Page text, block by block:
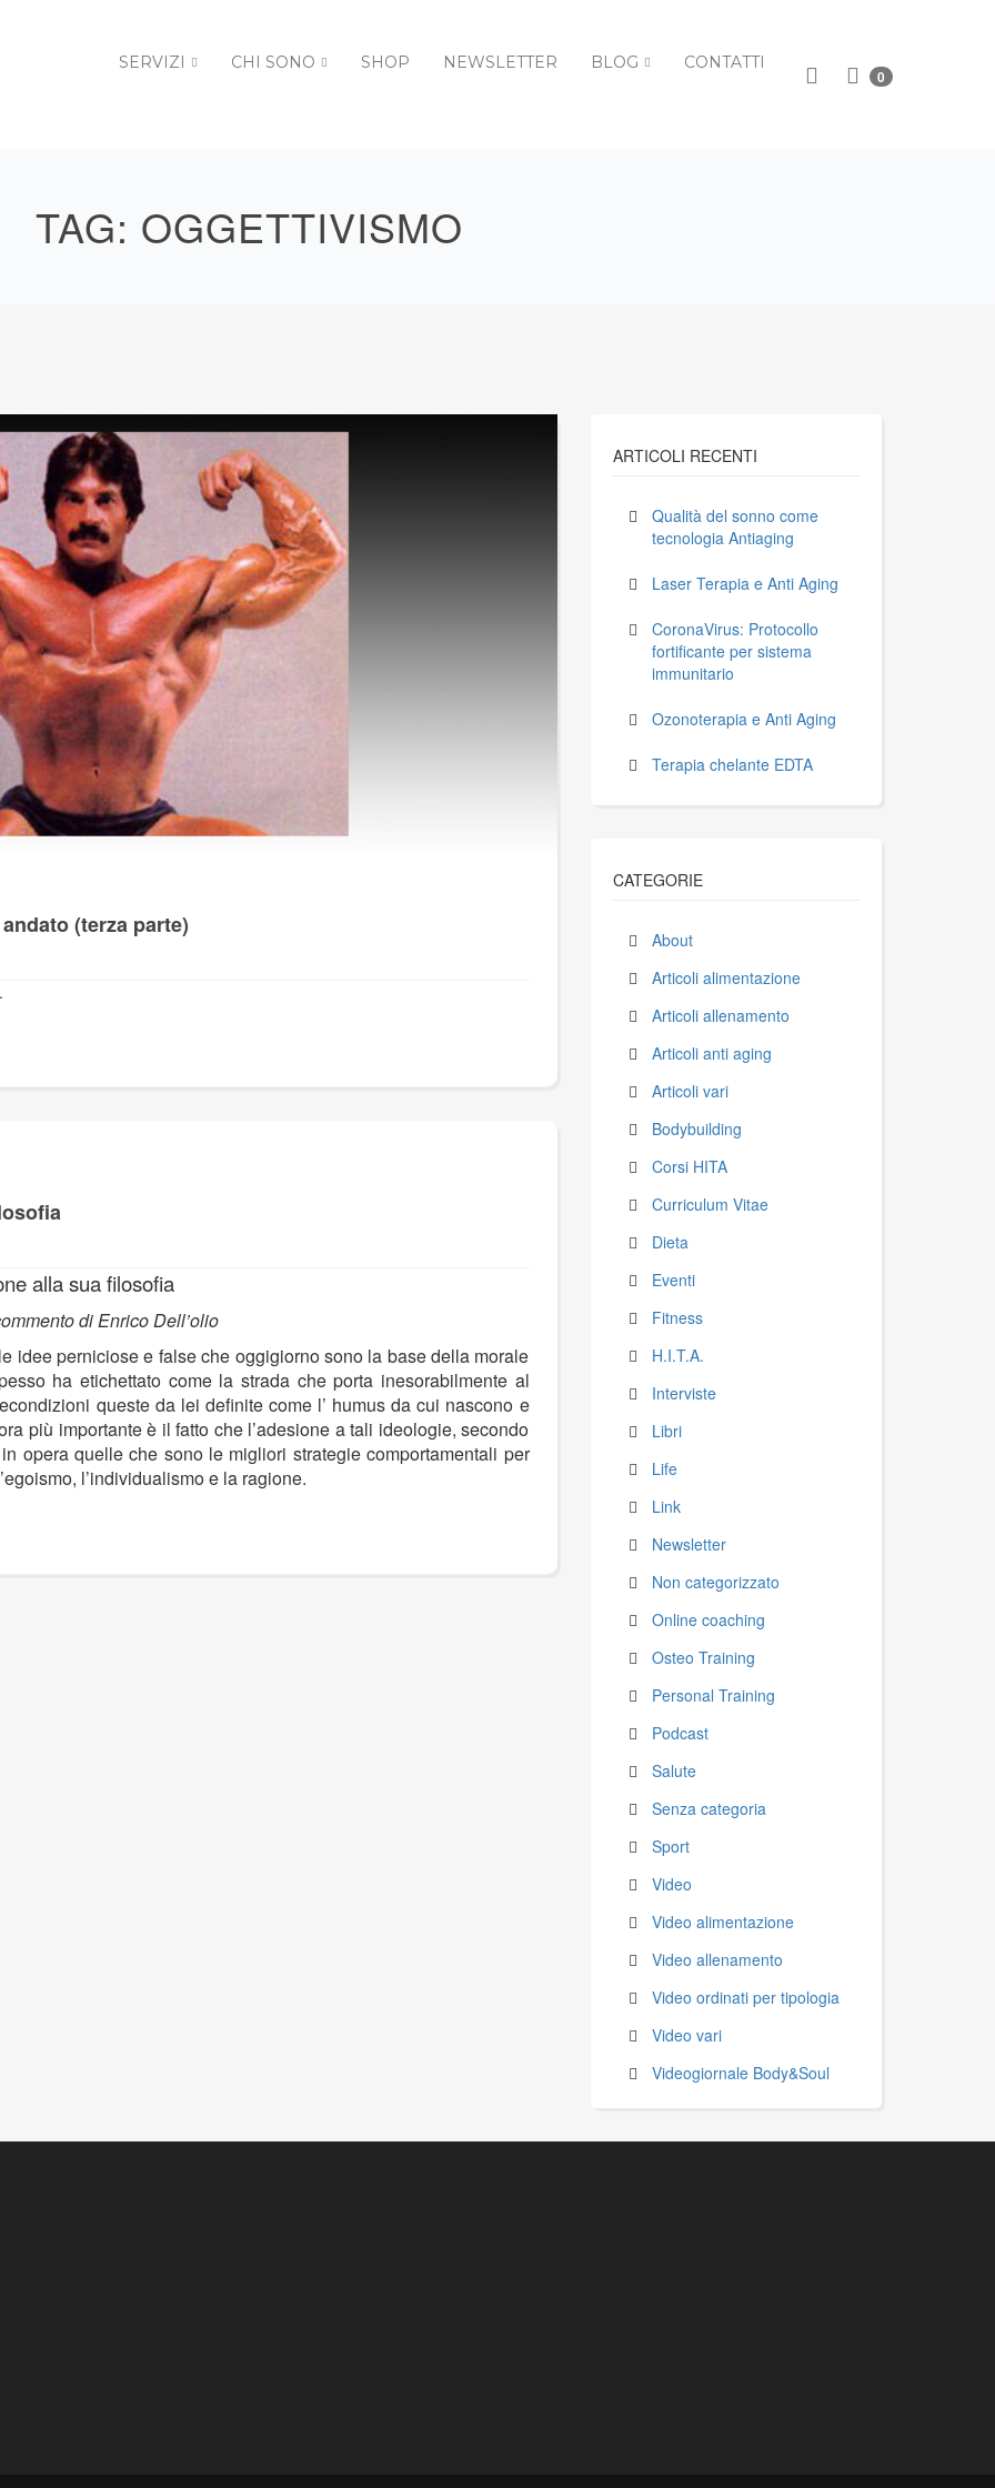
SERVIZI CHI SONO SHOP NEWSLETTER BLOG CONTATTI
0
TAG: OGGETTIVISMO
(terza parte)
alla sua filosofia
e commento di Enrico Dell’olio
idee perniciose e false che oggigiorno sono la base della morale
ha etichettato come la strada che porta inesorabilmente al
queste da lei definite come l’ humus da cui nascono e
più importante è il fatto che l’adesione a tali ideologie, secondo
opera quelle che sono le migliori strategie comportamentali per
l’individualismo e la ragione.
ARTICOLI RECENTI
Qualità del sonno come
tecnologia Antiaging
Laser Terapia e Anti Aging
CoronaVirus: Protocollo
fortificante per sistema
immunitario
Ozonoterapia e Anti Aging
Terapia chelante EDTA
CATEGORIE
About
Articoli alimentazione
Articoli allenamento
Articoli anti aging
Articoli vari
Bodybuilding
Corsi HITA
Curriculum Vitae
Dieta
Eventi
Fitness
H.I.T.A.
Interviste
Libri
Life
Link
Newsletter
Non categorizzato
Online coaching
Osteo Training
Personal Training
Podcast
Salute
Senza categoria
Sport
Video
Video alimentazione
Video allenamento
Video ordinati per tipologia
Video vari
Videogiornale Body&Soul